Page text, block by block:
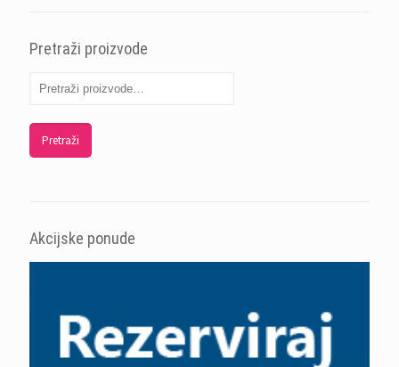
Pretraži proizvode
Pretraži
Akcijske ponude